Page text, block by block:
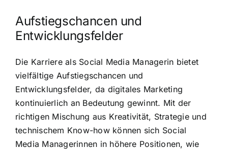
Aufstiegschancen und
Entwicklungsfelder
Die Karriere als Social Media Managerin bietet
vielfältige Aufstiegschancen und
Entwicklungsfelder, da digitales Marketing
kontinuierlich an Bedeutung gewinnt. Mit der
richtigen Mischung aus Kreativität, Strategie und
technischem Know-how können sich Social
Media Managerinnen in höhere Positionen, wie